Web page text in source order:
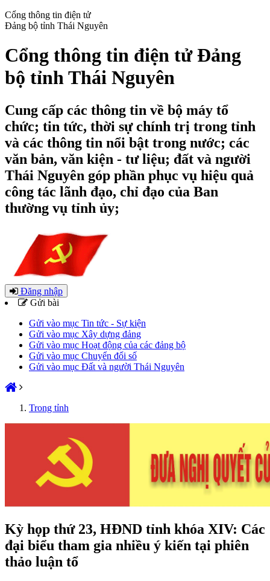
Cổng thông tin điện tử
Đảng bộ tỉnh Thái Nguyên
Cổng thông tin điện tử Đảng
bộ tỉnh Thái Nguyên
Cung cấp các thông tin về bộ máy tổ
chức; tin tức, thời sự chính trị trong tỉnh
và các thông tin nổi bật trong nước; các
văn bản, văn kiện - tư liệu; đất và người
Thái Nguyên góp phần phục vụ hiệu quả
công tác lãnh đạo, chỉ đạo của Ban
thường vụ tỉnh ủy;
Đăng nhập
Gửi bài
Gửi vào mục Tin tức - Sự kiện
Gửi vào mục Xây dựng đảng
Gửi vào mục Hoạt động của các đảng bộ
Gửi vào mục Chuyển đổi số
Gửi vào mục Đất và người Thái Nguyên
Trong tỉnh
Kỳ họp thứ 23, HĐND tỉnh khóa XIV: Các
đại biểu tham gia nhiều ý kiến tại phiên
thảo luận tổ